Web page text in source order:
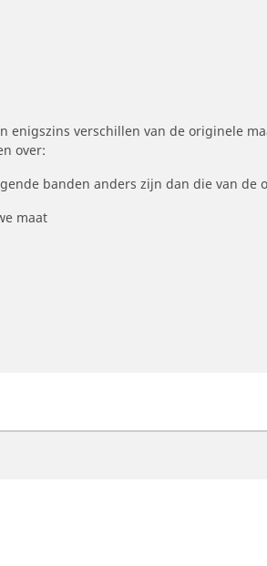
enigszins verschillen van de originele
over:
banden anders zijn dan die van de
maat